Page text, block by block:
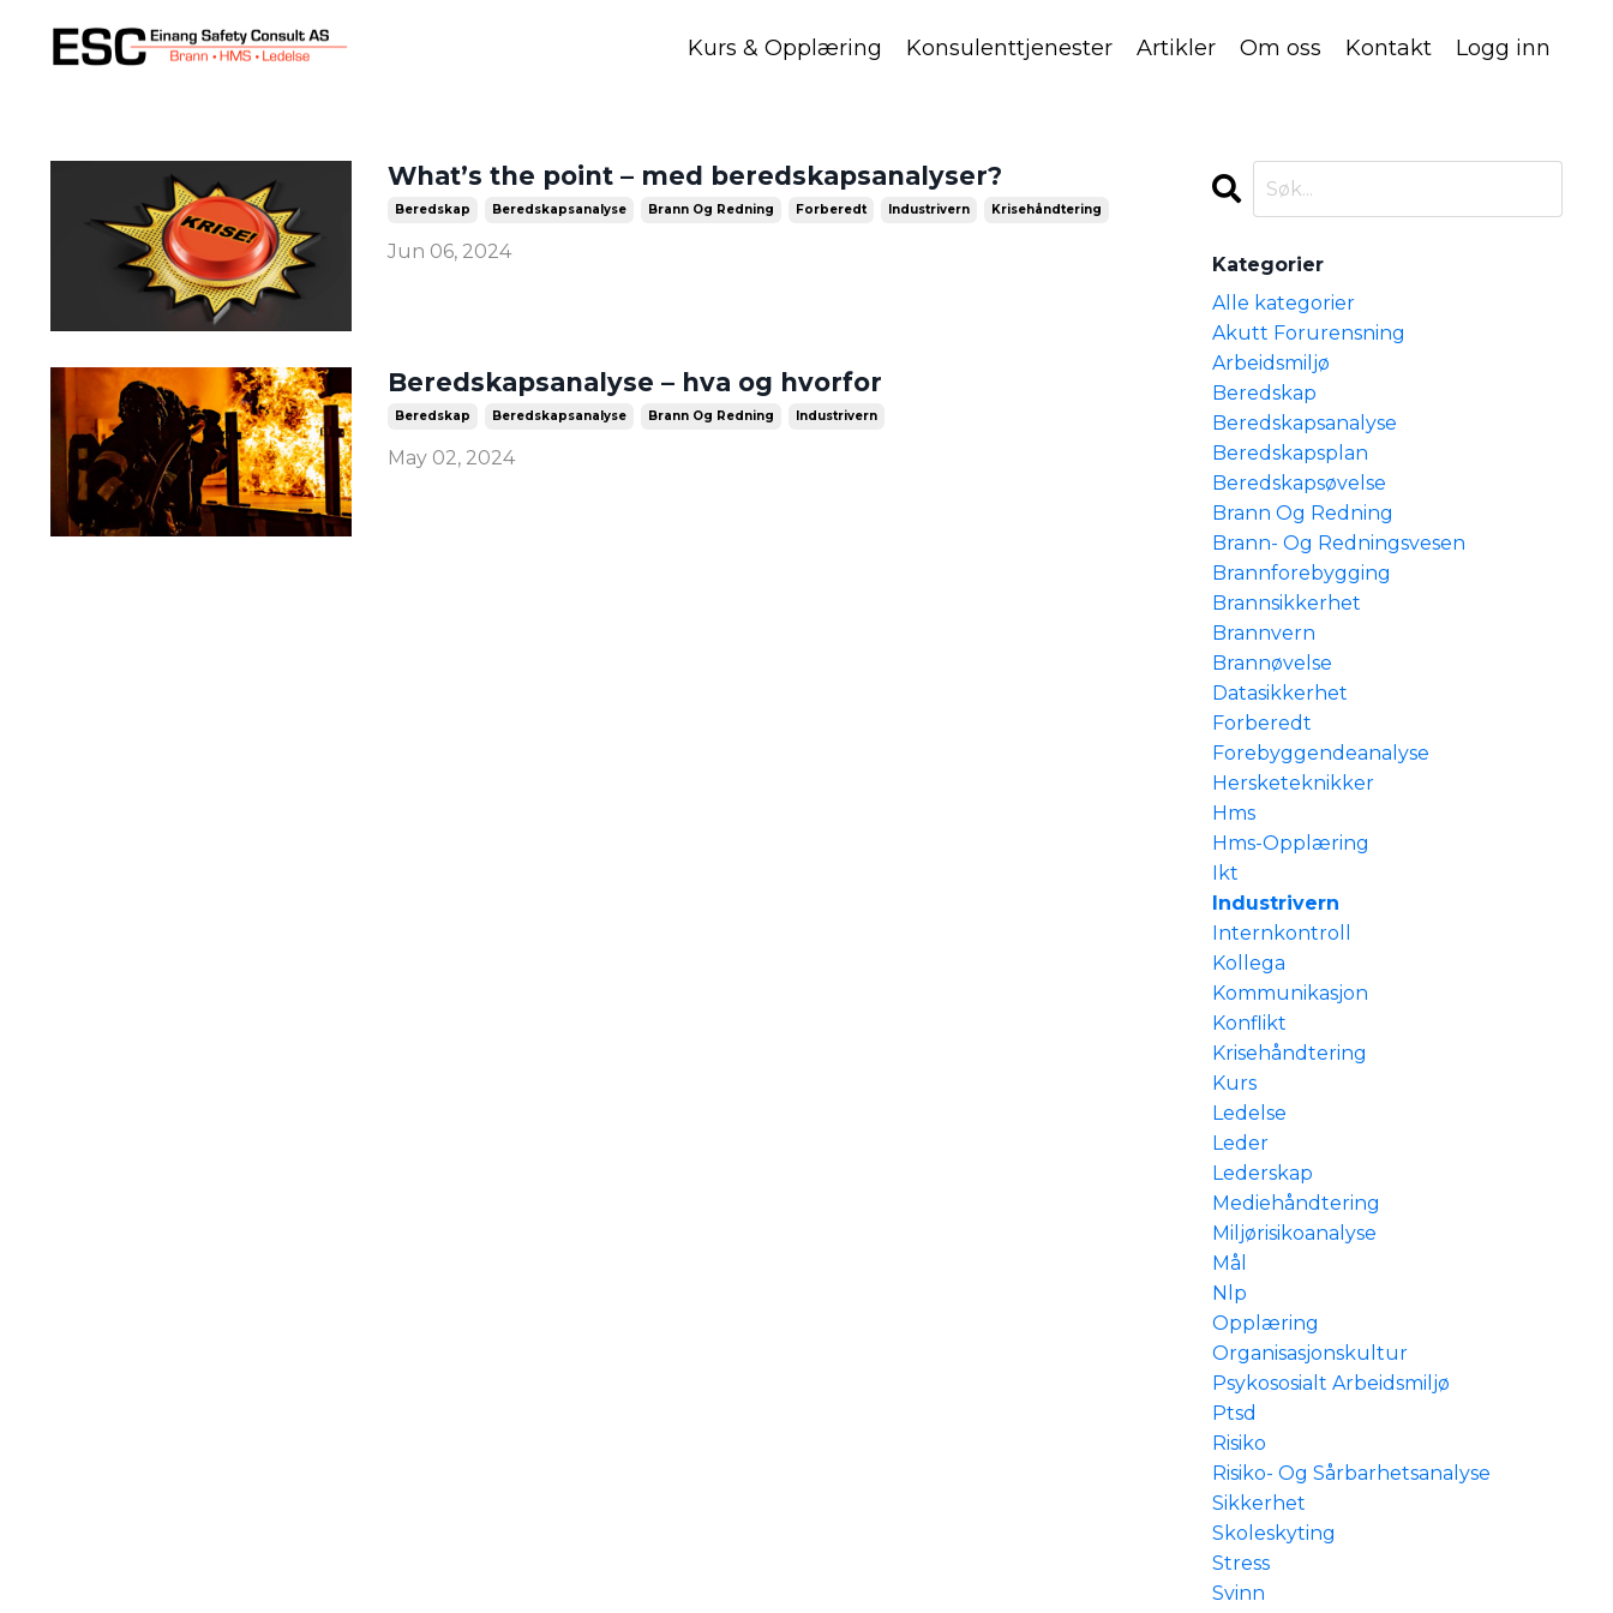
Kurs & Opplæring Konsulenttjenester Artikler Om oss Kontakt Logg inn
What’s the point – med beredskapsanalyser?
Beredskap Beredskapsanalyse Brann Og Redning Forberedt Industrivern Krisehåndtering
Jun 06, 2024
Beredskapsanalyse – hva og hvorfor
Beredskap Beredskapsanalyse Brann Og Redning Industrivern
May 02, 2024
Kategorier
Alle kategorier
Akutt Forurensning
Arbeidsmiljø
Beredskap
Beredskapsanalyse
Beredskapsplan
Beredskapsøvelse
Brann Og Redning
Brann- Og Redningsvesen
Brannforebygging
Brannsikkerhet
Brannvern
Brannøvelse
Datasikkerhet
Forberedt
Forebyggendeanalyse
Hersketeknikker
Hms
Hms-Opplæring
Ikt
Industrivern
Internkontroll
Kollega
Kommunikasjon
Konflikt
Krisehåndtering
Kurs
Ledelse
Leder
Lederskap
Mediehåndtering
Miljørisikoanalyse
Mål
Nlp
Opplæring
Organisasjonskultur
Psykososialt Arbeidsmiljø
Ptsd
Risiko
Risiko- Og Sårbarhetsanalyse
Sikkerhet
Skoleskyting
Stress
Svinn